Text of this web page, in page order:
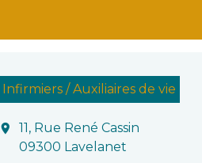
Infirmiers / Auxiliaires de vie
location_on
11, Rue René Cassin
09300 Lavelanet